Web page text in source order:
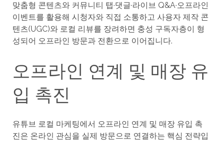
맞춤형 콘텐츠와 커뮤니티 탭·댓글·라이브 Q&A·오프라인
이벤트를 활용해 시청자와 직접 소통하고 사용자 제작 콘
텐츠(UGC)와 로컬 리뷰를 장려하면 충성 구독자층이 형
성되어 오프라인 방문과 전환으로 이어집니다.
오프라인 연계 및 매장 유
입 촉진
유튜브 로컬 마케팅에서 오프라인 연계 및 매장 유입 촉
진은 온라인 관심을 실제 방문으로 연결하는 핵심 전략입